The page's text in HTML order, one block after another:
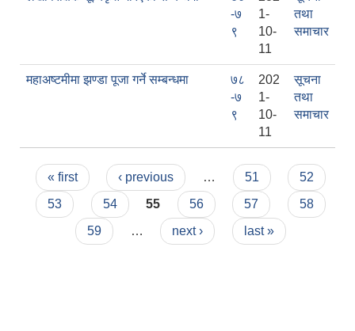
-७
९
1-
10-
11
तथा
समाचार
महाअष्टमीमा झण्डा पूजा गर्ने सम्बन्धमा
७८
-७
९
202
1-
10-
11
सूचना
तथा
समाचार
Pages
« first ‹ previous … 51
52
53
54 55 56 57
58
59
… next › last »